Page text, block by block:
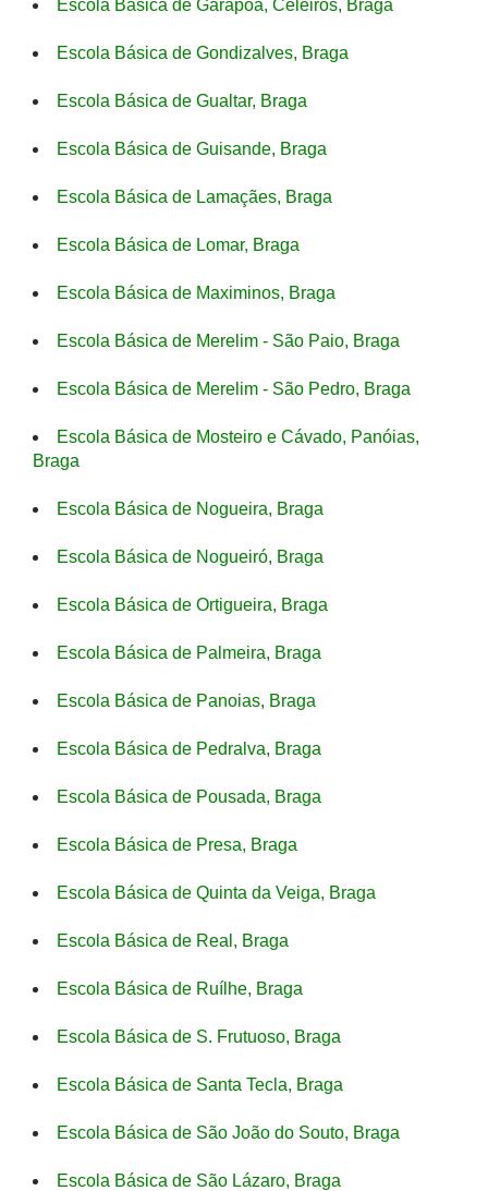
Escola Básica de Garapoa, Celeirós, Braga
Escola Básica de Gondizalves, Braga
Escola Básica de Gualtar, Braga
Escola Básica de Guisande, Braga
Escola Básica de Lamaçães, Braga
Escola Básica de Lomar, Braga
Escola Básica de Maximinos, Braga
Escola Básica de Merelim - São Paio, Braga
Escola Básica de Merelim - São Pedro, Braga
Escola Básica de Mosteiro e Cávado, Panóias,
Braga
Escola Básica de Nogueira, Braga
Escola Básica de Nogueiró, Braga
Escola Básica de Ortigueira, Braga
Escola Básica de Palmeira, Braga
Escola Básica de Panoias, Braga
Escola Básica de Pedralva, Braga
Escola Básica de Pousada, Braga
Escola Básica de Presa, Braga
Escola Básica de Quinta da Veiga, Braga
Escola Básica de Real, Braga
Escola Básica de Ruílhe, Braga
Escola Básica de S. Frutuoso, Braga
Escola Básica de Santa Tecla, Braga
Escola Básica de São João do Souto, Braga
Escola Básica de São Lázaro, Braga